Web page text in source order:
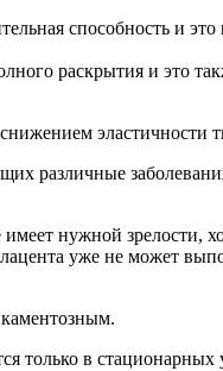
способность и
раскрытия и это
эластичности
различные
нужной зрелости,
уже не может
только в стационарных